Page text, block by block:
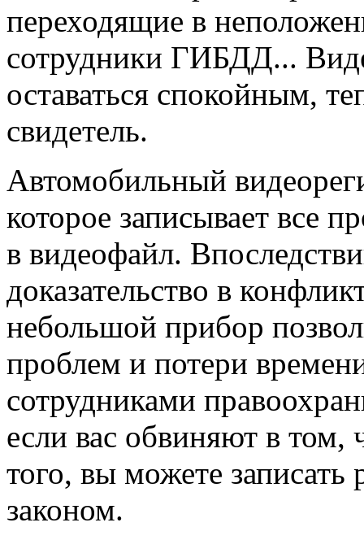
переходящие в
сотрудники ГИБДД...
оставаться спокойным,
свидетель.
Автомобильный
которое записывает все
в видеофайл.
доказательство в
небольшой прибор
проблем и потери
сотрудниками
если вас обвиняют в том,
того, вы можете записать
законом.